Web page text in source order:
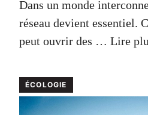
Dans un monde
réseau devient essentiel.
peut ouvrir des … Lire
ÉCOLOGIE